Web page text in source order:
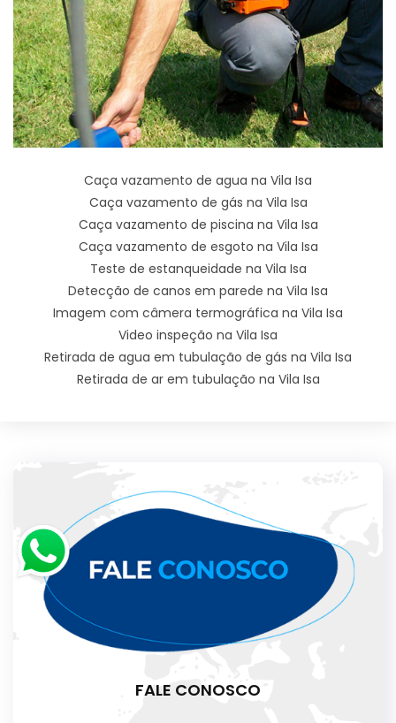
Caça vazamento de agua na Vila Isa
Caça vazamento de gás na Vila Isa
Caça vazamento de piscina na Vila Isa
Caça vazamento de esgoto na Vila Isa
Teste de estanqueidade na Vila Isa
Detecção de canos em parede na Vila Isa
Imagem com câmera termográfica na Vila Isa
Video inspeção na Vila Isa
Retirada de agua em tubulação de gás na Vila Isa
Retirada de ar em tubulação na Vila Isa
FALE CONOSCO